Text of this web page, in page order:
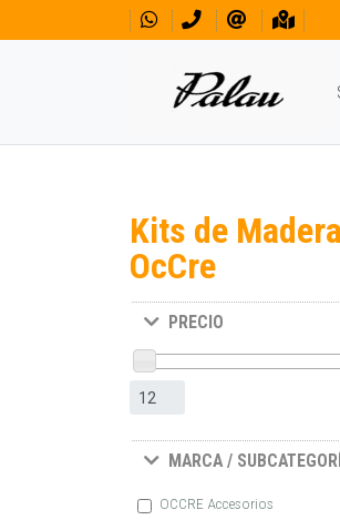
Kits de
OcCre
PRECIO
MARCA /
OCCRE Accesorios